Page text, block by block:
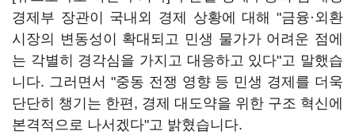
경제부 장관이 국내외 경제 상황에 대해 "금융·외환
시장의 변동성이 확대되고 민생 물가가 어려운 점에
는 각별히 경각심을 가지고 대응하고 있다"고 말했습
니다. 그러면서 "중동 전쟁 영향 등 민생 경제를 더욱
단단히 챙기는 한편, 경제 대도약을 위한 구조 혁신에
본격적으로 나서겠다"고 밝혔습니다.